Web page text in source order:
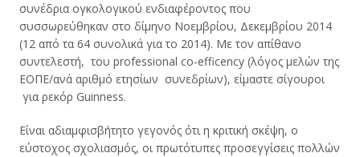
συνέδρια ογκολογικού ενδιαφέροντος που
συσσωρεύθηκαν στο δίμηνο Νοεμβρίου, Δεκεμβρίου 2014
(12 από τα 64 συνολικά για το 2014). Με τον απίθανο
συντελεστή, του professional co-efficency (λόγος μελών της
ΕΟΠΕ/ανά αριθμό ετησίων συνεδρίων), είμαστε σίγουροι
για ρεκόρ Guinness.
Είναι αδιαμφισβήτητο γεγονός ότι η κριτική σκέψη, ο
εύστοχος σχολιασμός, οι πρωτότυπες προσεγγίσεις πολλών